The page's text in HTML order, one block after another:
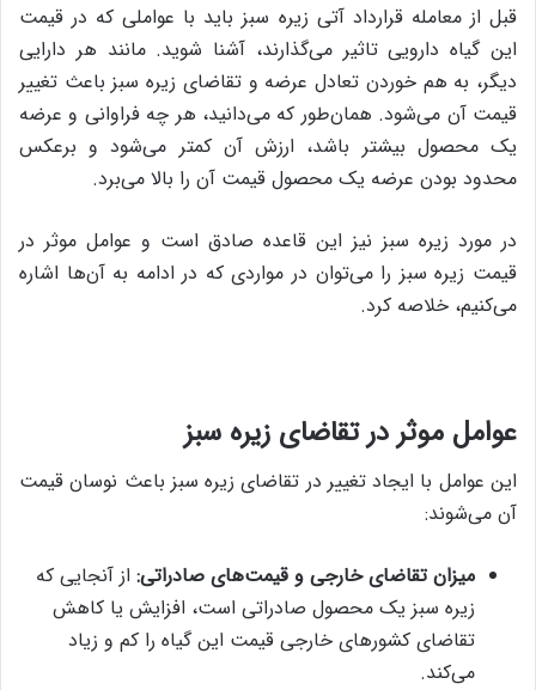
قبل از معامله قرارداد آتی زیره سبز باید با عواملی که در قیمت
این گیاه دارویی تاثیر می‌گذارند، آشنا شوید. مانند هر دارایی
دیگر، به‌ هم خوردن تعادل عرضه و تقاضای زیره سبز باعث تغییر
قیمت آن می‌شود. همان‌طور که می‌دانید، هر چه فراوانی و عرضه
یک محصول بیشتر باشد، ارزش آن کمتر می‌شود و برعکس
محدود بودن عرضه یک محصول قیمت آن را بالا می‌برد.
در مورد زیره سبز نیز این قاعده صادق است و عوامل موثر در
قیمت زیره سبز را می‌توان در مواردی که در ادامه به آن‌ها اشاره
می‌کنیم، خلاصه کرد.
عوامل موثر در تقاضای زیره سبز
این عوامل با ایجاد تغییر در تقاضای زیره سبز باعث نوسان قیمت
آن می‌شوند:
میزان تقاضای خارجی و قیمت‌های صادراتی: از آنجایی که
زیره سبز یک محصول صادراتی است، افزایش یا کاهش
تقاضای کشورهای خارجی قیمت این گیاه را کم و زیاد
می‌کند.